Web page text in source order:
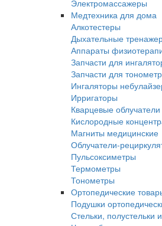
Электромассажеры
Медтехника для дома
Алкотестеры
Дыхательные
Аппараты
Запчасти для
Запчасти для
Ингаляторы
Ирригаторы
Кварцевые облучатели
Кислородные
Магниты медицинские
Облучатели-
Пульсоксиметры
Термометры
Тонометры
Ортопедические
Подушки
Стельки, полустельки